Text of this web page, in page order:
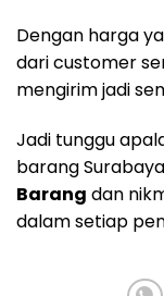
Dengan harga
dari customer
mengirim jadi
Jadi tunggu
barang
Barang dan
dalam setiap